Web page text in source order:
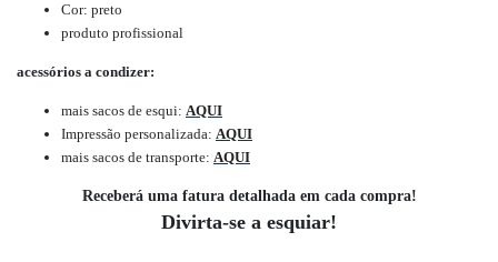
Cor: preto
produto profissional
acessórios a condizer:
mais sacos de esqui: AQUI
Impressão personalizada: AQUI
mais sacos de transporte: AQUI
Receberá uma fatura detalhada em cada compra!
Divirta-se a esquiar!